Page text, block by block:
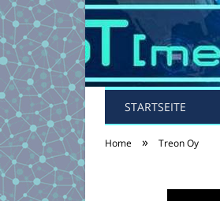
STARTSEITE
Home » Treon Oy